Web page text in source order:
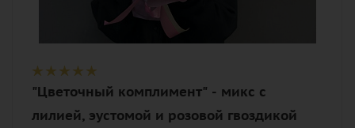
"Цветочный комплимент" - микс с
лилией, эустомой и розовой гвоздикой